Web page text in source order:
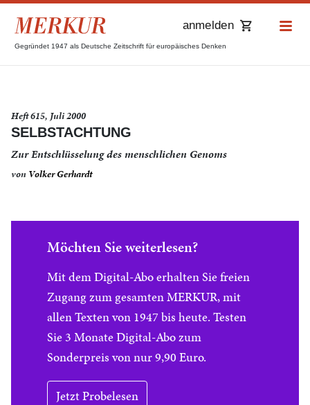
Gegründet 1947 als Deutsche Zeitschrift für europäisches Denken
anmelden
Heft 615, Juli 2000
SELBSTACHTUNG
Zur Entschlüsselung des menschlichen Genoms
von Volker Gerhardt
Möchten Sie weiterlesen?
Mit dem Digital-Abo erhalten Sie freien
Zugang zum gesamten MERKUR, mit
allen Texten von 1947 bis heute. Testen
Sie 3 Monate Digital-Abo zum
Sonderpreis von nur 9,90 Euro.
Jetzt Probelesen